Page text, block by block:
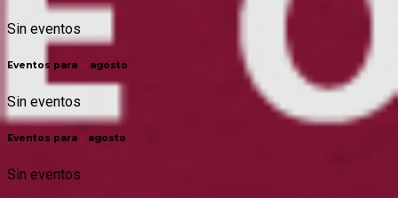
Sin eventos
Eventos para agosto
Sin eventos
Eventos para agosto
Sin eventos